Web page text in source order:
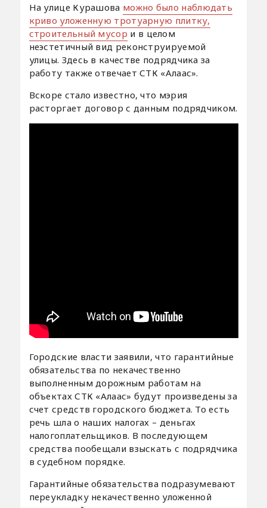
На улице Курашова можно было наблюдать
криво уложенную тротуарную плитку,
строительный мусор и в целом
неэстетичный вид реконструируемой
улицы. Здесь в качестве подрядчика за
работу также отвечает СТК «Алаас».
Вскоре стало известно, что мэрия
расторгает договор с данным подрядчиком.
Городские власти заявили, что гарантийные
обязательства по некачественно
выполненным дорожным работам на
объектах СТК «Алаас» будут произведены за
счет средств городского бюджета. То есть
речь шла о наших налогах – деньгах
налогоплательщиков. В последующем
средства пообещали взыскать с подрядчика
в судебном порядке.
Гарантийные обязательства подразумевают
переукладку некачественно уложенной